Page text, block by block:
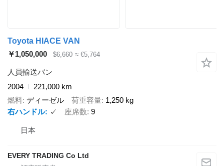
Toyota HIACE VAN
￥1,050,000
$6,660 ≈ €5,764
人員輸送バン
2004
221,000 km
燃料 ディーゼル 荷重容量 1,250 kg
右ハンドル
✓ 座席数 9
日本
EVERY TRADING Co Ltd